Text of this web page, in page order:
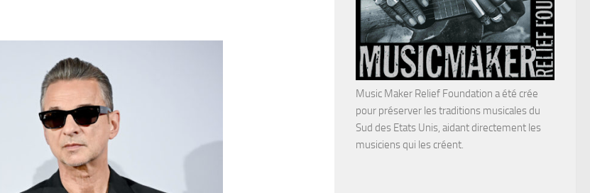
Music Maker Relief Foundation a été crée
pour préserver les traditions musicales du
Sud des Etats Unis, aidant directement les
musiciens qui les créent.